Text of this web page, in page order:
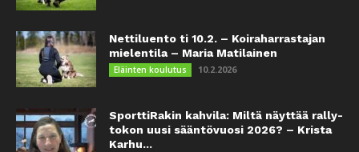
Nettiluento ti 10.2. – Koiraharrastajan
mielentila – Maria Matilainen
Eläinten koulutus 10.2.2026
SporttiRakin kahvila: Miltä näyttää rally-
tokon uusi sääntövuosi 2026? – Krista
Karhu...